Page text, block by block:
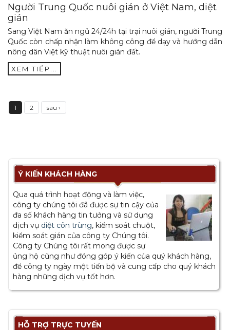
Người Trung Quốc nuôi gián ở Việt Nam, diệt
gián
Sang Việt Nam ăn ngủ 24/24h tại trại nuôi gián, người Trung
Quốc còn chấp nhận làm không công để dạy và hướng dẫn
nông dân Việt kỹ thuật nuôi gián đất.
XEM TIẾP...
1 2 sau ›
Ý KIẾN KHÁCH HÀNG
Qua quá trình hoạt động và làm việc,
công ty chúng tôi đã được sự tin cậy của
đa số khách hàng tin tưởng và sử dụng
dịch vụ diệt côn trùng, kiểm soát chuột,
kiểm soát gián của công ty Chúng tôi.
Công ty Chúng tôi rất mong được sự
ủng hộ cũng như đóng góp ý kiến của quý khách hàng,
để công ty ngày một tiến bộ và cung cấp cho quý khách
hàng những dịch vụ tốt hơn.
HỖ TRỢ TRỰC TUYẾN